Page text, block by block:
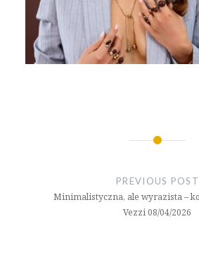
PREVIOUS POST
Minimalistyczna, ale wyrazista –
Vezzi 08/04/2026